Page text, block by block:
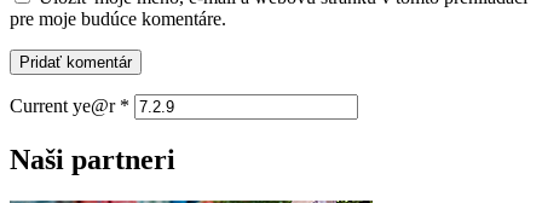
pre moje budúce komentáre.
Current ye@r *
Naši partneri